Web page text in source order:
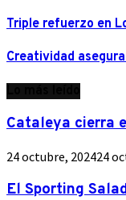
Triple refuerzo en
Creatividad
Cataleya cierra
24 octubre, 202424
El Sporting